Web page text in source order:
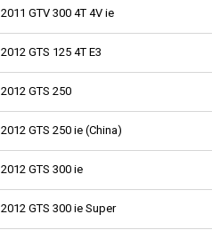
2011 GTV 300 4T 4V ie
2012 GTS 125 4T E3
2012 GTS 250
2012 GTS 250 ie (China)
2012 GTS 300 ie
2012 GTS 300 ie Super